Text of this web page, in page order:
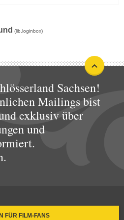
(lib.loginbox)
Sachsen!
Mailings bist
exklusiv über
und
FÜR FILM-FANS